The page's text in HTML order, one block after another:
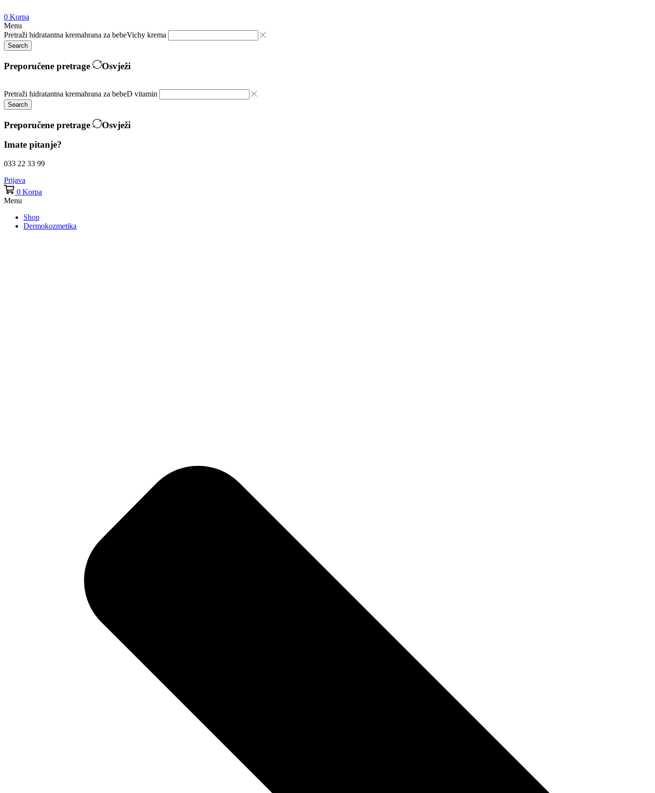
0 Korpa
Menu
Pretraži hidratantna kremahrana za bebeVichy krema
Search
Preporučene pretrage Osvježi
Pretraži hidratantna kremahrana za bebeD vitamin
Search
Preporučene pretrage
Osvježi
Imate pitanje?
033 22 33 99
Prijava
0 Korpa
Menu
Shop
Dermokozmetika